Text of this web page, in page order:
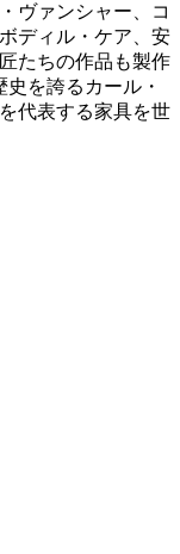
ヴァンシャー、コ
ディル・ケア、安
たちの作品も製作
を誇るカール・
代表する家具を世